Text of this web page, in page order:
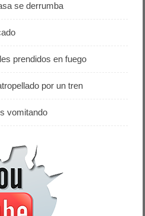
se derrumba
prendidos en fuego
por un tren
vomitando